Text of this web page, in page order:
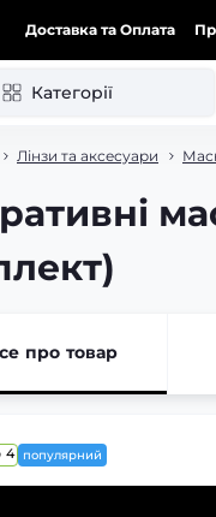
Доставка та Оплата
Категорії
Лінзи та аксесуари
про товар
4 популярний